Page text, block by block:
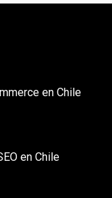
en Chile
en Chile